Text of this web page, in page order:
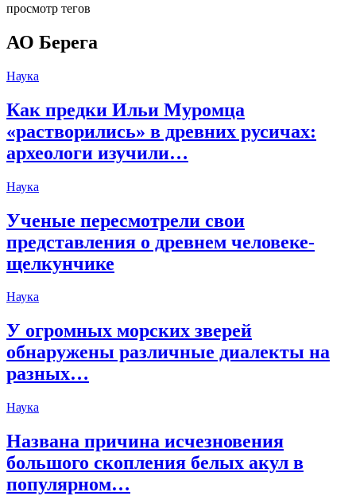
просмотр тегов
АО Берега
Наука
Как предки Ильи Муромца
«растворились» в древних русичах:
археологи изучили…
Наука
Ученые пересмотрели свои
представления о древнем человеке-
щелкунчике
Наука
У огромных морских зверей
обнаружены различные диалекты на
разных…
Наука
Названа причина исчезновения
большого скопления белых акул в
популярном…